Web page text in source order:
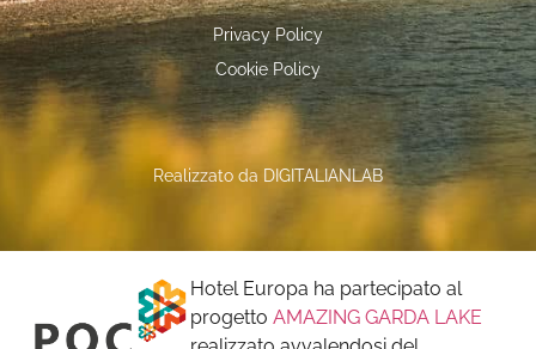
Privacy Policy
Cookie Policy
Realizzato da DIGITALIANLAB
Hotel Europa ha partecipato al
progettoAMAZING GARDA LAKE